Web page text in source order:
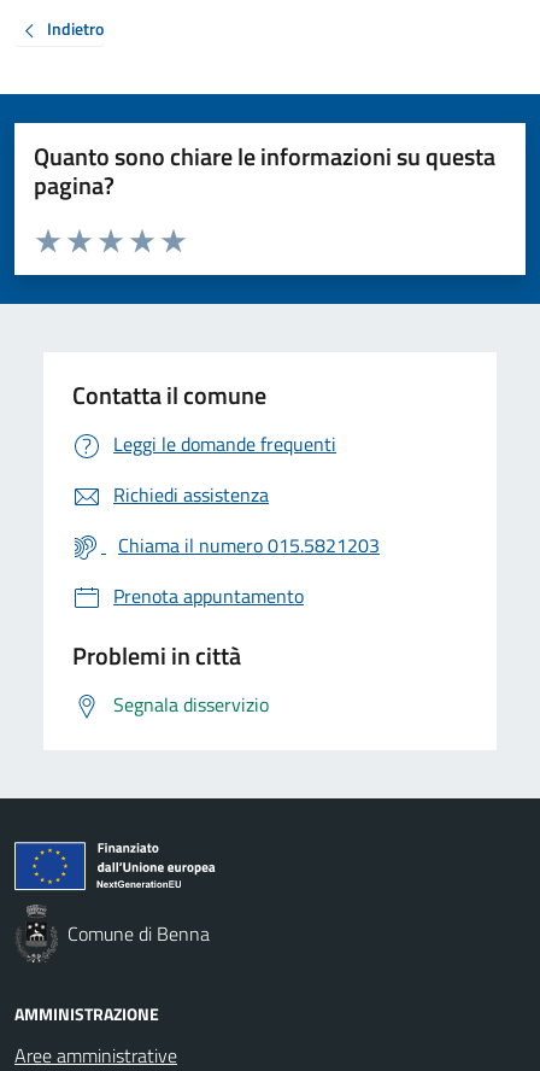
Indietro
Quanto sono chiare le informazioni su questa
pagina?
Valuta da 1 a 5 stelle la pagina
Valuta 5 stelle su 5
Valuta 4 stelle su 5
Valuta 3 stelle su 5
Valuta 2 stelle su 5
Valuta 1 stelle su 5
Contatta il comune
Leggi le domande frequenti
Richiedi assistenza
Chiama il numero 015.5821203
Prenota appuntamento
Problemi in città
Segnala disservizio
Comune di Benna
AMMINISTRAZIONE
Aree amministrative